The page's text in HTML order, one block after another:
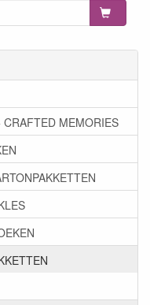
CRAFTED MEMORIES